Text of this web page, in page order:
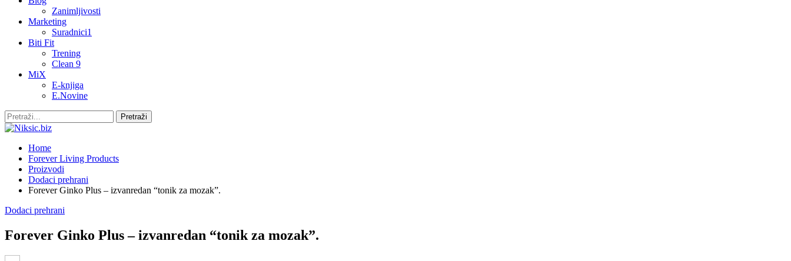
Zanimljivosti
Marketing
Suradnici1
Biti Fit
Trening
Clean 9
MiX
E-knjiga
E.Novine
Home
Forever Living Products
Proizvodi
Dodaci prehrani
Forever Ginko Plus – izvanredan “tonik za mozak”.
Dodaci prehrani
Forever Ginko Plus – izvanredan “tonik za mozak”.